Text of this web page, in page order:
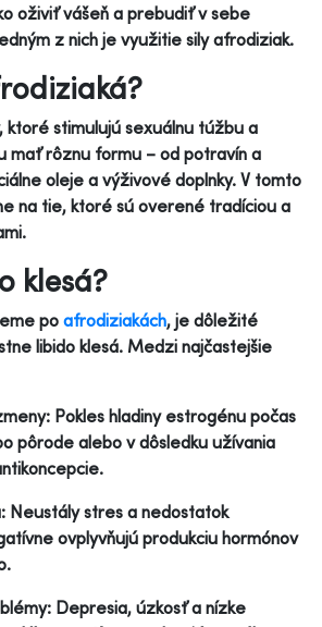
oživiť vášeň a prebudiť v sebe
z nich je využitie sily afrodiziak.
ktoré stimulujú sexuálnu túžbu a
mať rôznu formu – od potravín a
oleje a výživové doplnky. V tomto
na tie, ktoré sú overené tradíciou a
klesá?
po afrodiziakách, je dôležité
libido klesá. Medzi najčastejšie
Pokles hladiny estrogénu počas
pôrode alebo v dôsledku užívania
Neustály stres a nedostatok
ovplyvňujú produkciu hormónov
Depresia, úzkosť a nízke